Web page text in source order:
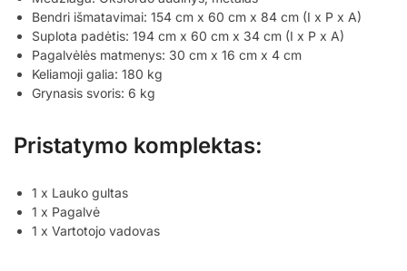
Bendri išmatavimai: 154 cm x 60 cm x 84 cm (I x P x A)
Suplota padėtis: 194 cm x 60 cm x 34 cm (I x P x A)
Pagalvėlės matmenys: 30 cm x 16 cm x 4 cm
Keliamoji galia: 180 kg
Grynasis svoris: 6 kg
Pristatymo komplektas:
1 x Lauko gultas
1 x Pagalvė
1 x Vartotojo vadovas